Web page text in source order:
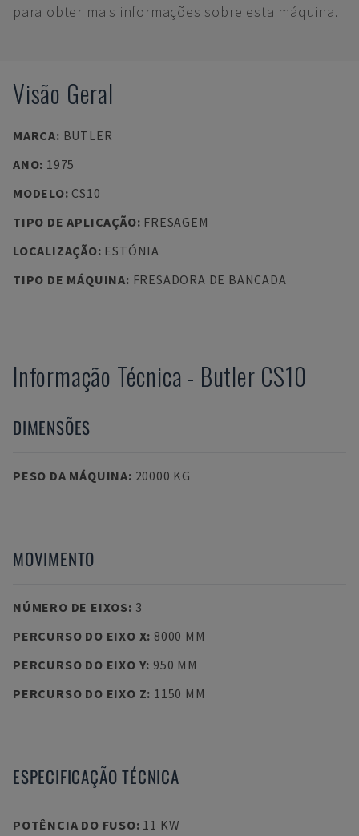
para obter mais informações sobre esta máquina.
Visão Geral
MARCA: BUTLER
ANO: 1975
MODELO: CS10
TIPO DE APLICAÇÃO: FRESAGEM
LOCALIZAÇÃO: ESTÓNIA
TIPO DE MÁQUINA: FRESADORA DE BANCADA
Informação Técnica - Butler CS10
DIMENSÕES
PESO DA MÁQUINA: 20000 KG
MOVIMENTO
NÚMERO DE EIXOS: 3
PERCURSO DO EIXO X: 8000 MM
PERCURSO DO EIXO Y: 950 MM
PERCURSO DO EIXO Z: 1150 MM
ESPECIFICAÇÃO TÉCNICA
POTÊNCIA DO FUSO: 11 KW